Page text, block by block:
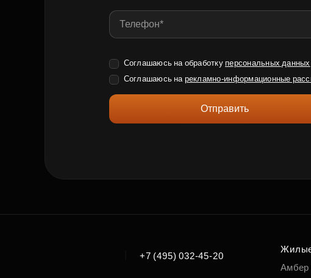
Соглашаюсь на обработку персональных данных
Соглашаюсь на рекламно-информационные
Отправить
+7 (495) 032-45-20
Амбер